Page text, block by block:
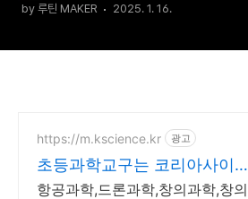
by 루틴 MAKER 2025. 1. 16.
https://m.kscience.kr 광고
초등과학교구는 코리아사이언
스 KC인증 조립드론
항공과학,드론과학,창의과학,창의